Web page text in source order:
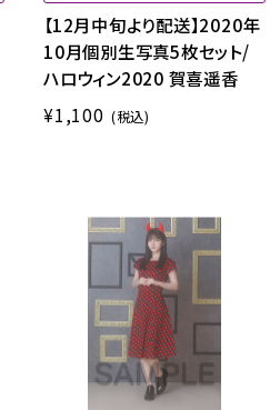
【12月中旬より配送】2020年
10月個別生写真5枚セット/
ハロウィン2020 賀喜遥香
¥1,100 (税込)